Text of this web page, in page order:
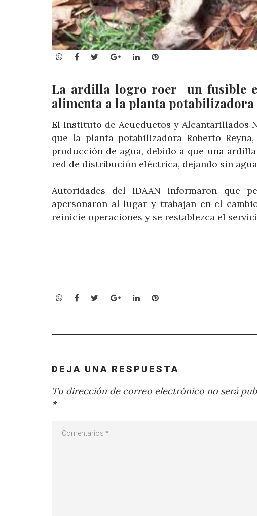
WhatsApp
Facebook
TwitterGoogle+LinkedInPinterest
La ardilla logro roer un fusible
alimenta a la planta
El Instituto de Acueductos y Alcantarillados
que la planta potabilizadora Roberto
producción de agua, debido a que una
red de distribución eléctrica, dejando sin
Autoridades del IDAAN informaron que
apersonaron al lugar y trabajan en el
reinicie operaciones y se restablezca el
WhatsApp
Facebook
TwitterGoogle+LinkedInPinterest
DEJA UNA RESPUESTA
Tu dirección de correo electrónico no será
*